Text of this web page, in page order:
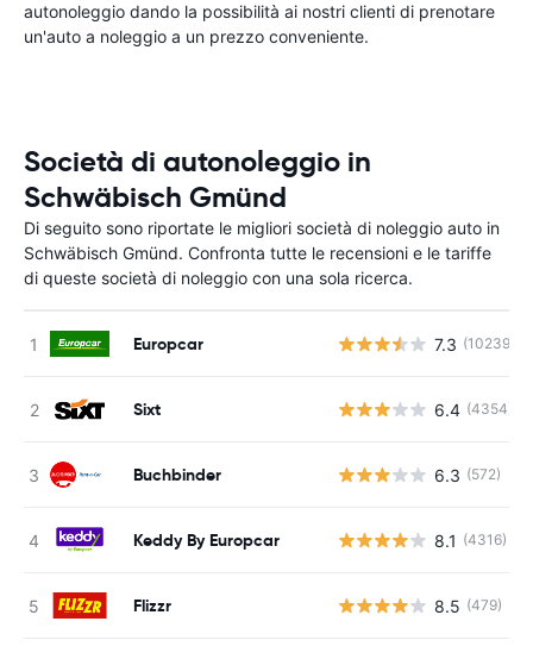
autonoleggio dando la possibilità ai nostri clienti di prenotare
un'auto a noleggio a un prezzo conveniente.
Società di autonoleggio in
Schwäbisch Gmünd
Di seguito sono riportate le migliori società di noleggio auto in
Schwäbisch Gmünd. Confronta tutte le recensioni e le tariffe
di queste società di noleggio con una sola ricerca.
Europcar 7.3 (10239)
Sixt 6.4 (4354)
Buchbinder 6.3 (572)
Keddy By Europcar 8.1 (4316)
Flizzr 8.5 (479)